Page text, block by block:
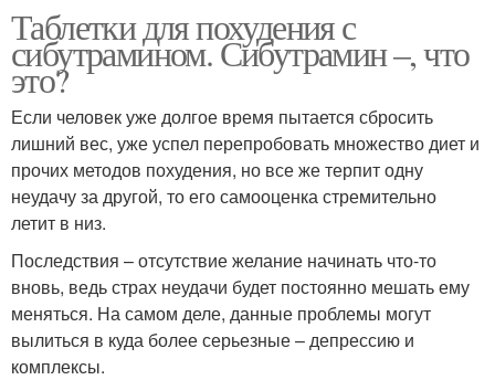
Таблетки для похудения с
сибутрамином. Сибутрамин –, что
это?
Если человек уже долгое время пытается сбросить
лишний вес, уже успел перепробовать множество диет и
прочих методов похудения, но все же терпит одну
неудачу за другой, то его самооценка стремительно
летит в низ.
Последствия – отсутствие желание начинать что-то
вновь, ведь страх неудачи будет постоянно мешать ему
меняться. На самом деле, данные проблемы могут
вылиться в куда более серьезные – депрессию и
комплексы.